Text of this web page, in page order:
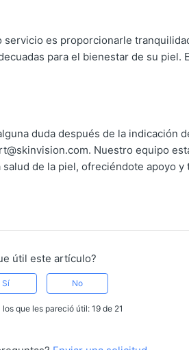
servicio es proporcionarle
para el bienestar de su piel.
duda después de la indicación
Nuestro equipo
de la piel, ofreciéndote apoyo y
útil este artículo?
Sí No
los que les pareció útil: 19 de 21